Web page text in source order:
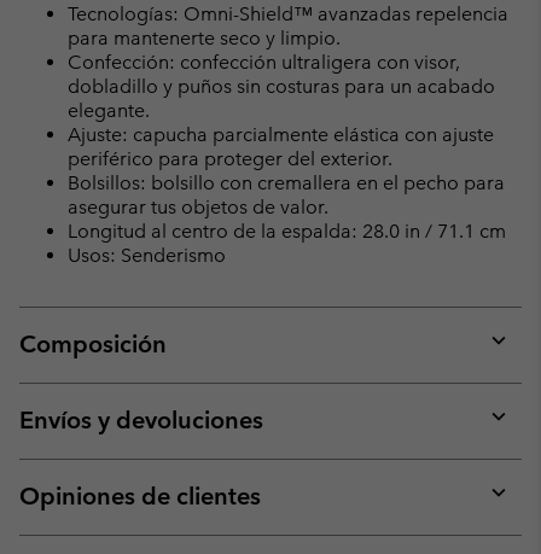
Tecnologías: Omni-Shield™ avanzadas repelencia
para mantenerte seco y limpio.
Confección: confección ultraligera con visor,
dobladillo y puños sin costuras para un acabado
elegante.
Ajuste: capucha parcialmente elástica con ajuste
periférico para proteger del exterior.
Bolsillos: bolsillo con cremallera en el pecho para
asegurar tus objetos de valor.
Longitud al centro de la espalda: 28.0 in / 71.1 cm
Usos: Senderismo
Composición
or
Envíos y devoluciones
or
Opiniones de clientes
or